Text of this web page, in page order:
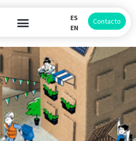
ES
EN
Contacto